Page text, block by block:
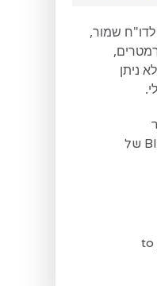
לדו"ח שמור,
ניתן
דאטה מיין - חטיבת ה-BI של
to